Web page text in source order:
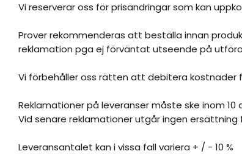
Vi reserverar oss för prisändringar som kan
Prover rekommenderas att beställa innan
reklamation pga ej förväntat utseende på
Vi förbehåller oss rätten att debitera kostnader
Reklamationer på leveranser måste ske inom 10
Vid senare reklamationer utgår ingen ersättning
Leveransantalet kan i vissa fall variera + / - 10 %